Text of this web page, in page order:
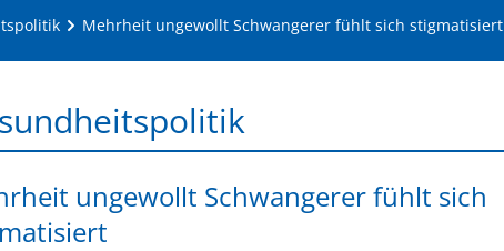
Mehrheit ungewollt Schwangerer fühlt sich stigmatisiert
ungewollt Schwangerer fühlt sich